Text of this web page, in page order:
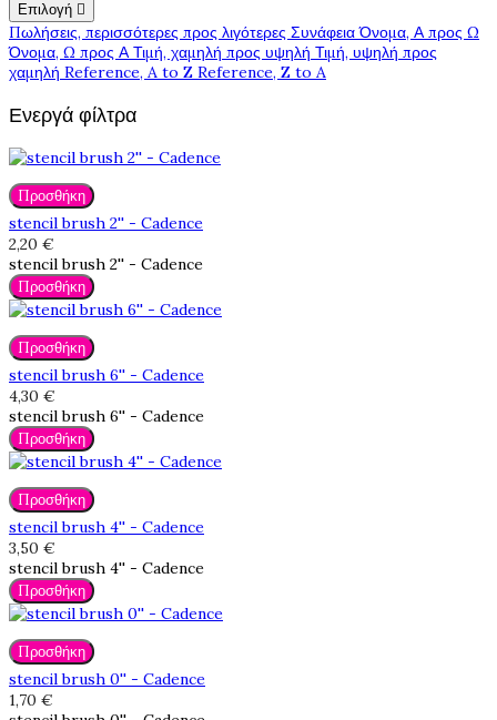
Επιλογή 
Πωλήσεις, περισσότερες προς λιγότερες ΣυνάφειαΌνομα, Α προς Ω
Όνομα, Ω προς ΑΤιμή, χαμηλή προς υψηλή Τιμή, υψηλή προς
χαμηλή Reference, A to Z Reference, Z to A
Ενεργά φίλτρα
Προσθήκη
stencil brush 2'' - Cadence
2,20 €
stencil brush 2'' - Cadence
Προσθήκη
Προσθήκη
stencil brush 6'' - Cadence
4,30 €
stencil brush 6'' - Cadence
Προσθήκη
Προσθήκη
stencil brush 4'' - Cadence
3,50 €
stencil brush 4'' - Cadence
Προσθήκη
Προσθήκη
stencil brush 0'' - Cadence
1,70 €